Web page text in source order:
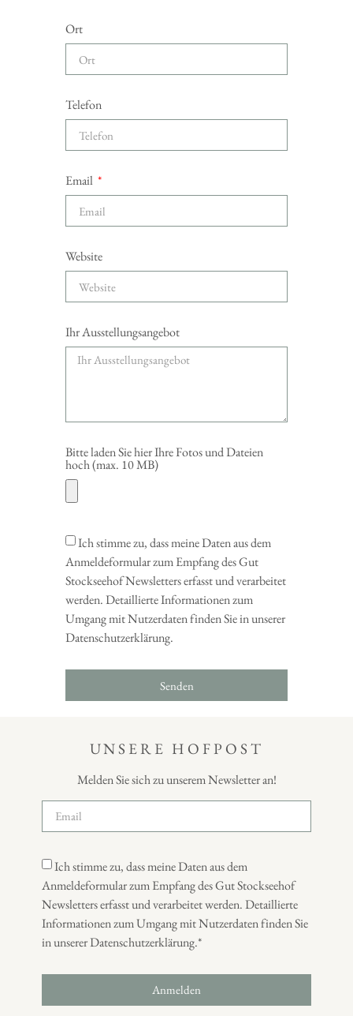
Ort
Telefon
Email
Website
Ihr Ausstellungsangebot
Bitte laden Sie hier Ihre Fotos und Dateien
hoch (max. 10 MB)
Ich stimme zu, dass meine Daten aus dem
Anmeldeformular zum Empfang des Gut
Stockseehof Newsletters erfasst und verarbeitet
werden. Detaillierte Informationen zum
Umgang mit Nutzerdaten finden Sie in unserer
Datenschutzerklärung.
Senden
UNSERE HOFPOST
Melden Sie sich zu unserem Newsletter an!
Ich stimme zu, dass meine Daten aus dem
Anmeldeformular zum Empfang des Gut Stockseehof
Newsletters erfasst und verarbeitet werden. Detaillierte
Informationen zum Umgang mit Nutzerdaten finden Sie
in unserer Datenschutzerklärung.*
Anmelden